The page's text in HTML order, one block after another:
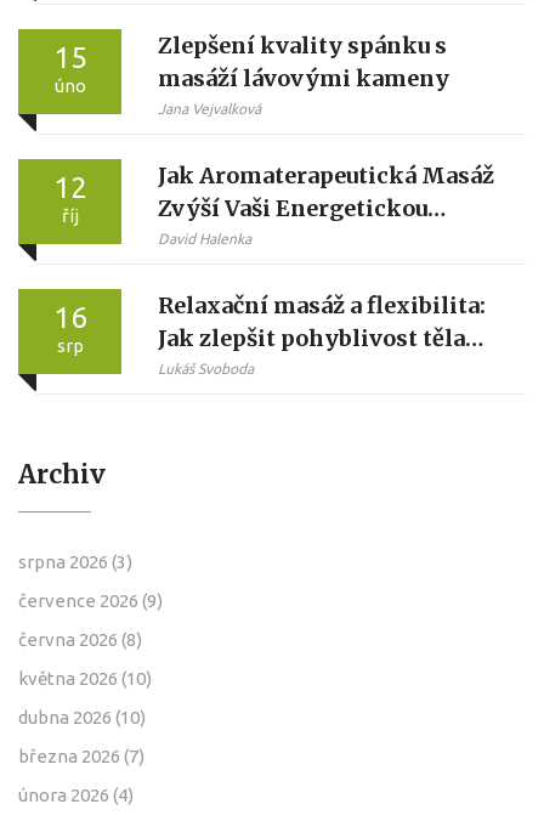
15
úno
Zlepšení kvality spánku s
masáží lávovými kameny
Jana Vejvalková
12
říj
Jak Aromaterapeutická Masáž
Zvýší Vaši Energetickou
Hladinu
David Halenka
16
srp
Relaxační masáž a flexibilita:
Jak zlepšit pohyblivost těla
snadno a příjemně
Lukáš Svoboda
Archiv
srpna 2026 (3)
července 2026 (9)
června 2026 (8)
května 2026 (10)
dubna 2026 (10)
března 2026 (7)
února 2026 (4)